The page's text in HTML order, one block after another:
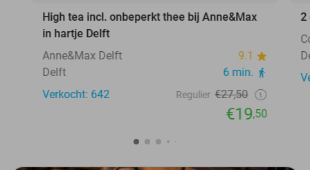
High tea incl. onbeperkt thee bij Anne&Max
in hartje Delft
Anne&Max Delft
9.1
Delft
6 min.
Verkocht: 642
Regulier €27,50
€19,50
2